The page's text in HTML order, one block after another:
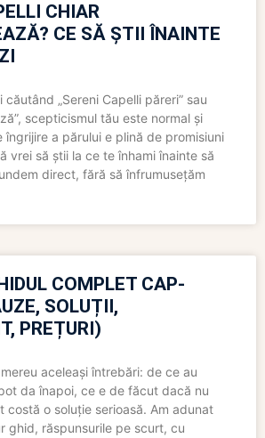
CHIAR
CE SĂ ȘTII ÎNAINTE
căutând „Sereni Capelli păreri” sau
scepticismul tău este normal și
îngrijire a părului e plină de promisiuni
vrei să știi la ce te înhami înainte să
direct, fără să înfrumusețăm
COMPLET CAP-
SOLUȚII,
PREȚURI)
aceleași întrebări: de ce au
da înapoi, ce e de făcut dacă nu
costă o soluție serioasă. Am adunat
ghid, răspunsurile pe scurt, cu